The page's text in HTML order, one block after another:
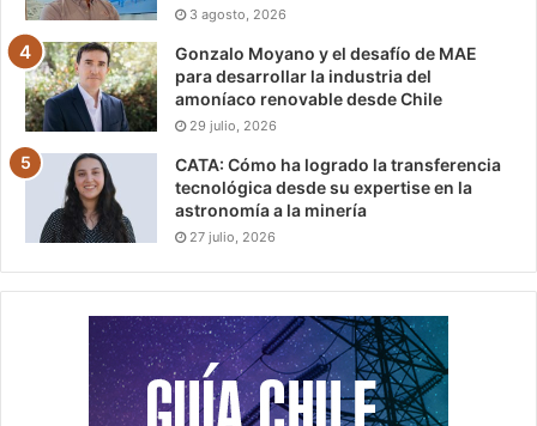
3 agosto, 2026
Gonzalo Moyano y el desafío de MAE
para desarrollar la industria del
amoníaco renovable desde Chile
29 julio, 2026
CATA: Cómo ha logrado la transferencia
tecnológica desde su expertise en la
astronomía a la minería
27 julio, 2026